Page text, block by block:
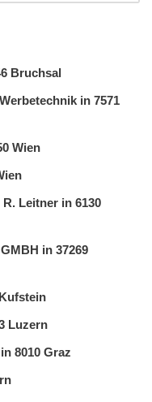
Bruchsal
in 7571
Wien
Leitner in 6130
in 37269
Luzern
8010 Graz